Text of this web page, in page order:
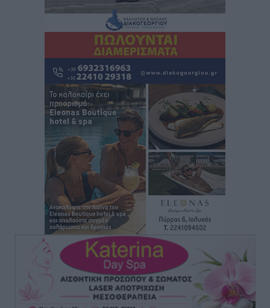
Νοσοκομεία της Γ΄ Ζώνης
πριν 4 ώρες
Πάνθηρες: Ξεκίνησαν αισιόδοξοι για την παρθενική
“πτήση” τους
πριν 5 ώρες
Άρης Αρχαγγέλου: Στο πλευρό του άτυχου Ιάκωβου
Αθλητικά• πριν 5 ώρες
Φοίβος: Η μεγάλη επιστροφή του Μπρένο Σαλβατιέρα
πριν 5 ώρες
Κλεάνθης: Έτοιμες οι κάρτες διαρκείας της νέας
σεζόν
Αθλητικά πριν 5 ώρες
Ατρόμητος Διμυλιάς: Ο Μαργαρίτης και μία
αδιαπραγμάτευτη φιλοσοφία